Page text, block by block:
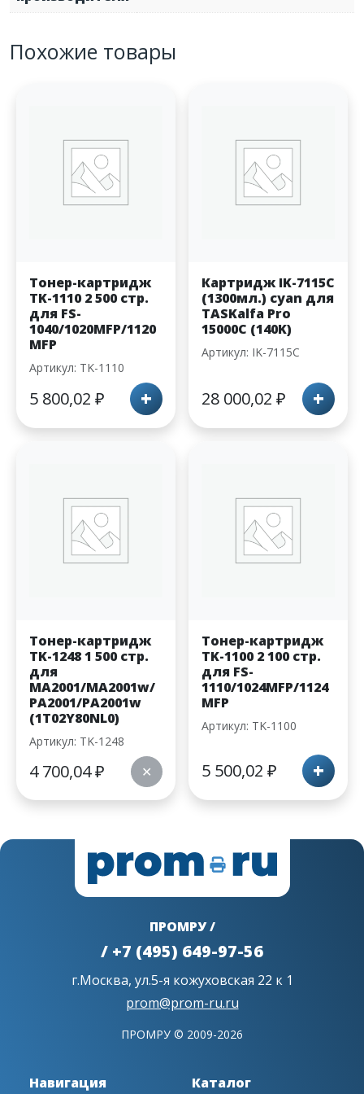
Похожие товары
Тонер-картридж
TK-1110 2 500 стр.
для FS-
1040/1020MFP/1120
MFP
Артикул: TK-1110
5 800,02 ₽ +
Картридж IK-7115C
(1300мл.) cyan для
TASKalfa Pro
15000C (140K)
Артикул: IK-7115C
28 000,02 ₽ +
Тонер-картридж
TK-1248 1 500 стр.
для
MA2001/MA2001w/
PA2001/PA2001w
(1T02Y80NL0)
Артикул: TK-1248
4 700,04₽ ✕
Тонер-картридж
TK-1100 2 100 стр.
для FS-
1110/1024MFP/1124
MFP
Артикул: TK-1100
5 500,02 ₽ +
ПРОМРУ /
/ +7 (495) 649-97-56
г.Москва, ул.5-я кожуховская 22 к 1
prom@prom-ru.ru
ПРОМРУ © 2009-2026
Навигация Каталог